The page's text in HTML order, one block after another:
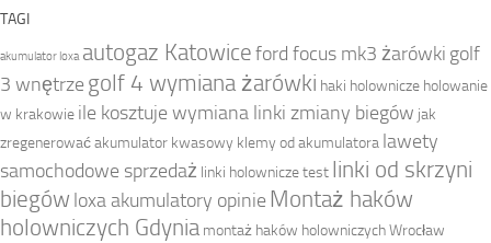
TAGI
akumulator loxa autogaz Katowiceford focus mk3 żarówki golf
3 wnętrzegolf 4 wymiana żarówki haki holownicze holowanie
w krakowie ile kosztuje wymiana linki zmiany biegów jak
zregenerować akumulator kwasowy klemy od akumulatora lawety
samochodowe sprzedaż linki holownicze test linki od skrzyni
biegów loxa akumulatory opinieMontaż haków
holowniczych Gdynia montaż haków holowniczych Wrocław